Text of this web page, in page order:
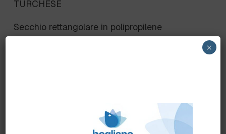
TURCHESE
Secchio rettangolare in polipropilene
copolimero da 22 lt. (conforme alle disposizioni
×